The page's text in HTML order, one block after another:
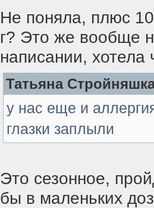
Не поняла, плюс
г? Это же вообще
написании, хотела
Татьяна
у нас еще и
глазки заплыли
Это сезонное,
бы в маленьких